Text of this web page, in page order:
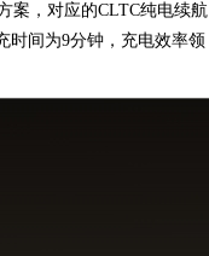
案，对应的CLTC纯电续航
时间为9分钟，充电效率领